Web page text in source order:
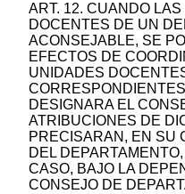
ART. 12. CUANDO
DOCENTES DE UN
ACONSEJABLE, SE
EFECTOS DE
UNIDADES
DESIGNARA EL
ATRIBUCIONES DE
PRECISARAN, EN SU
DEL
CASO, BAJO LA
CONSEJO DE